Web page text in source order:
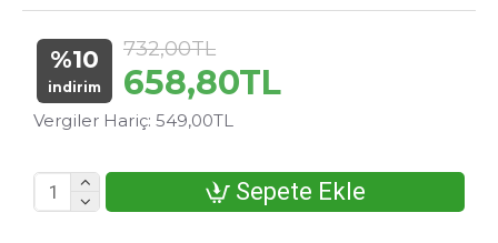
%10
indirim 658,80TL
732,00TL
Vergiler Hariç: 549,00TL
Sepete Ekle